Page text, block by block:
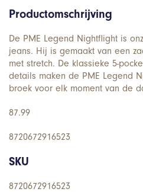
Productomschrijving
De PME Legend Nightflight is
jeans. Hij is gemaakt van een
met stretch. De klassieke 5-
details maken de PME Legend
broek voor elk moment van de
87.99
8720672916523
SKU
8720672916523